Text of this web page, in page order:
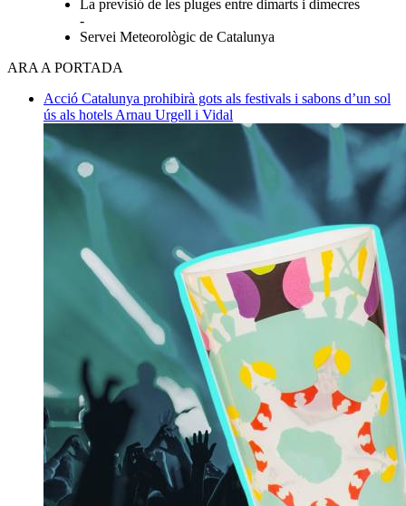
La previsió de les pluges entre dimarts i dimecres
-
Servei Meteorològic de Catalunya
ARA A PORTADA
Acció Catalunya prohibirà gots als festivals i sabons d’un sol
ús als hotels Arnau Urgell i Vidal